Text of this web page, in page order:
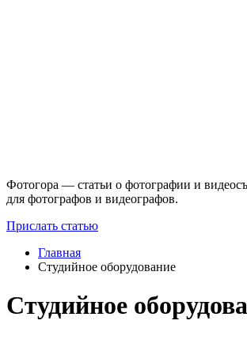
Фотогора — статьи о фотографии и
для фотографов и видеографов.
Прислать статью
Главная
Студийное оборудование
Студийное